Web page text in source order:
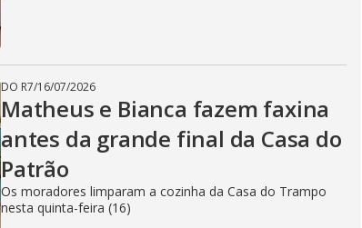
DO R7/16/07/2026
Matheus e Bianca fazem faxina
antes da grande final da Casa do
Patrão
Os moradores limparam a cozinha da Casa do Trampo
nesta quinta-feira (16)